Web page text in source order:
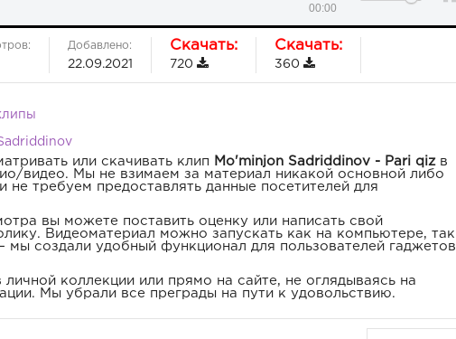
00:00
Добавлено:
22.09.2021
Скачать:
720
Скачать:
360
или скачивать клип Mo'minjon Sadriddinov - Pari qizв
видео. Мы не взимаем за материал никакой основной либо
не требуем предоставлять данные посетителей для
вы можете поставить оценку или написать свой
Видеоматериал можно запускать как на компьютере, так
мы создали удобный функционал для пользователей гаджетов
коллекции или прямо на сайте, не оглядываясь на
Мы убрали все преграды на пути к удовольствию.